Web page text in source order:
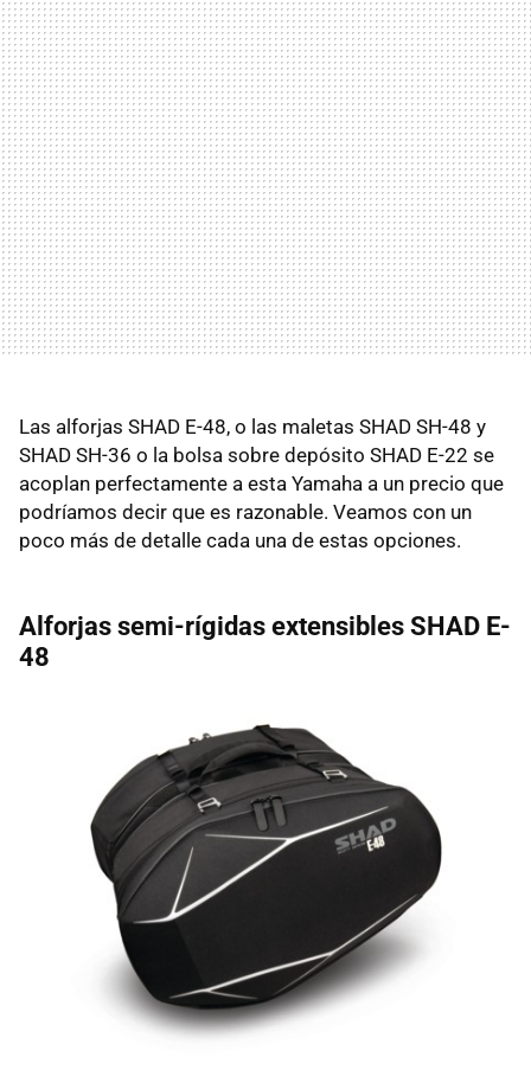
Las alforjas SHAD E-48, o las maletas SHAD SH-48 y
SHAD SH-36 o la bolsa sobre depósito SHAD E-22 se
acoplan perfectamente a esta Yamaha a un precio que
podríamos decir que es razonable. Veamos con un
poco más de detalle cada una de estas opciones.
Alforjas semi-rígidas extensibles SHAD E-
48